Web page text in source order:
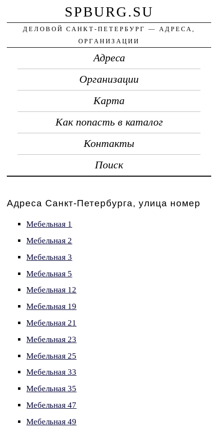
SPBURG.SU
ДЕЛОВОЙ САНКТ-ПЕТЕРБУРГ — АДРЕСА,
ОРГАНИЗАЦИИ
Адреса
Организации
Карта
Как попасть в каталог
Контакты
Поиск
Адреса Санкт-Петербурга, улица номер
Мебельная 1
Мебельная 2
Мебельная 3
Мебельная 5
Мебельная 12
Мебельная 19
Мебельная 21
Мебельная 23
Мебельная 25
Мебельная 33
Мебельная 35
Мебельная 47
Мебельная 49